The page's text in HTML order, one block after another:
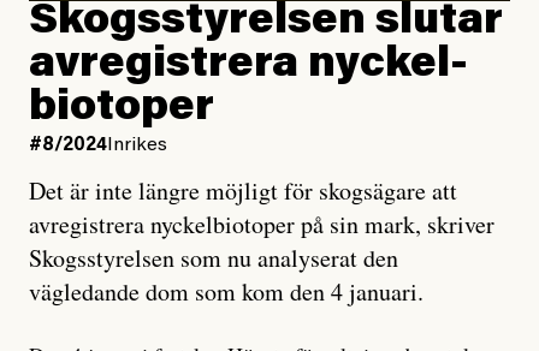
Skogsstyrelsen slutar
avregistrera nyckel­
biotoper
#8/2024 Inrikes
Det är inte längre möjligt för skogsägare att
avregistrera nyckelbiotoper på sin mark, skriver
Skogsstyrelsen som nu analyserat den
vägledande dom som kom den 4 januari.